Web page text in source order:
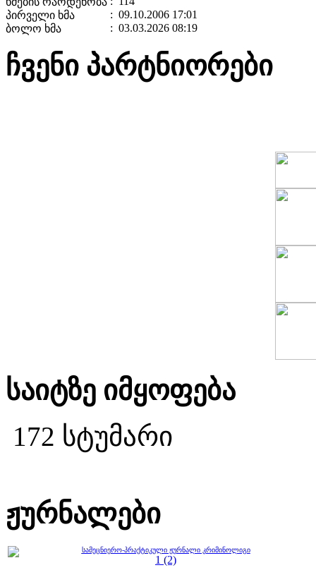
პირველი ხმა
: 09.10.2006 17:01
ბოლო ხმა
: 03.03.2026 08:19
ჩვენი პარტნიორები
საიტზე იმყოფება
172 სტუმარი
ჟურნალები
სამეცნიერო-პრაქტიკული ჟურნალი კრიმინოლიგი
1 (2)